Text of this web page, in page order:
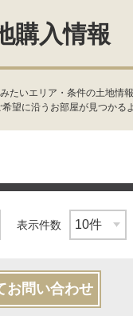
購入情報
いエリア・条件の土地
望に沿うお部屋が見つか
表示件数
お問い合わせ